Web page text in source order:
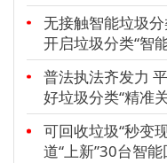
无接触智能垃圾分
开启垃圾分类“智
普法执法齐发力
好垃圾分类“精准
可回收垃圾“秒变
道“上新”30台智